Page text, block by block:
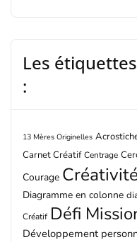
Les
:
13 Mères Originelles
Carnet Créatif Centrage
Courage Créativité
Diagramme en colonne
Créatif Défi
Développement